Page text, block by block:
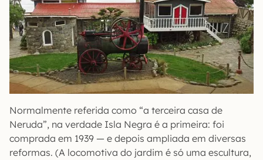
Normalmente referida como “a terceira casa de
Neruda”, na verdade Isla Negra é a primeira: foi
comprada em 1939 — e depois ampliada em diversas
reformas. (A locomotiva do jardim é só uma escultura,